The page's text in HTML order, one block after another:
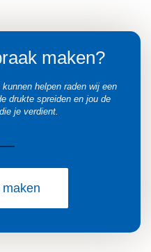
maken?
helpen raden wij een
drukte spreiden en jou de
je verdient.